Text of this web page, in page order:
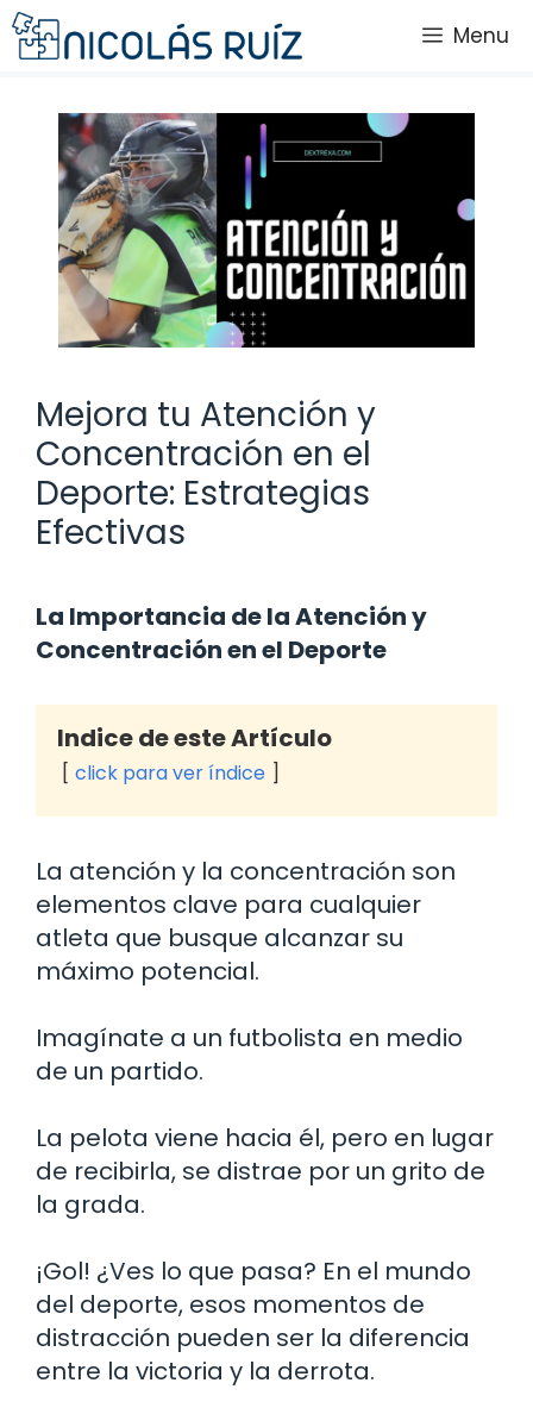
Saltar
al
Menu
Mejora tu Atención y
Concentración en el
Deporte: Estrategias
Efectivas
La Importancia de la Atención y
Concentración en el Deporte
Indice de este Artículo
click para ver índice
La atención y la concentración son
elementos clave para cualquier
atleta que busque alcanzar su
máximo potencial.
Imagínate a un futbolista en medio
de un partido.
La pelota viene hacia él, pero en lugar
de recibirla, se distrae por un grito de
la grada.
¡Gol! ¿Ves lo que pasa? En el mundo
del deporte, esos momentos de
distracción pueden ser la diferencia
entre la victoria y la derrota.